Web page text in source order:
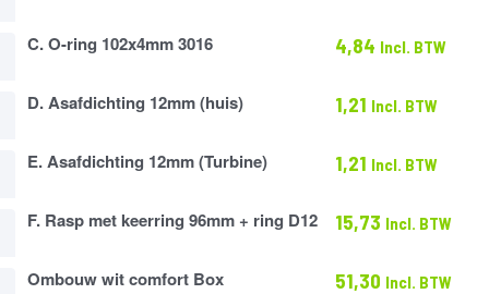
C. O-ring 102x4mm 3016 4,84 Incl. BTW
D. Asafdichting 12mm (huis) 1,21 Incl. BTW
E. Asafdichting 12mm (Turbine) 1,21 Incl. BTW
F. Rasp met keerring 96mm + ring D12 15,73 Incl. BTW
Ombouw wit comfort Box 51,30 Incl. BTW